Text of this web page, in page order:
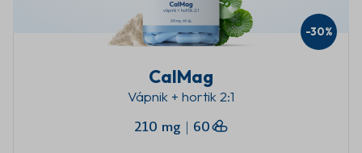
CalMag
Vápnik + hortik 2:1
210 mg | 60
-30%